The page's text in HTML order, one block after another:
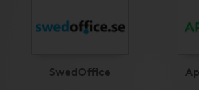
SwedOffice